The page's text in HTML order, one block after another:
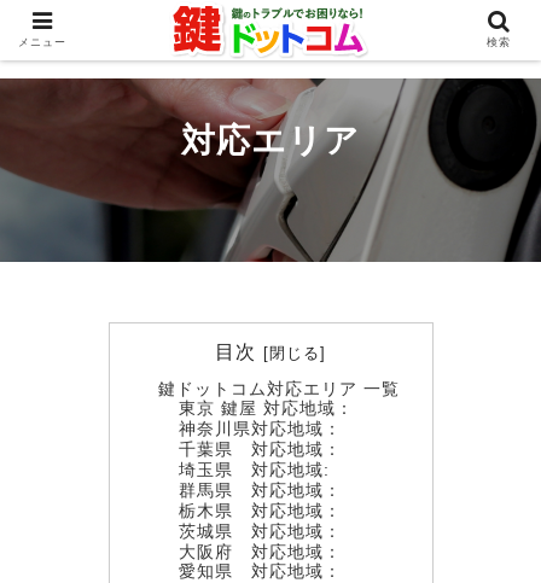
対応エリア
対応エリア
目次
鍵ドットコム対応エリア 一覧
東京 鍵屋 対応地域：
神奈川県対応地域：
千葉県 対応地域：
埼玉県 対応地域:
群馬県 対応地域：
栃木県 対応地域：
茨城県 対応地域：
大阪府 対応地域：
愛知県 対応地域：
メニュー 検索